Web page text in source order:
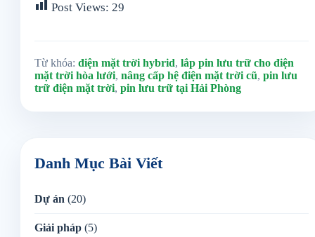
Post Views: 29
Từ khóa: điện mặt trời hybrid, lắp pin lưu trữ cho điện
mặt trời hòa lưới, nâng cấp hệ điện mặt trời cũ, pin lưu
trữ điện mặt trời, pin lưu trữ tại Hải Phòng
Danh Mục Bài Viết
Dự án (20)
Giải pháp (5)